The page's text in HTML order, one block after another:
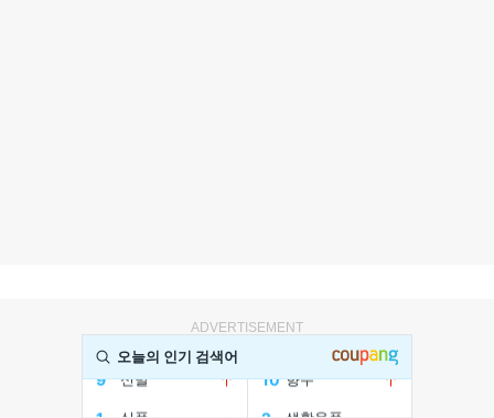
ADVERTISEMENT